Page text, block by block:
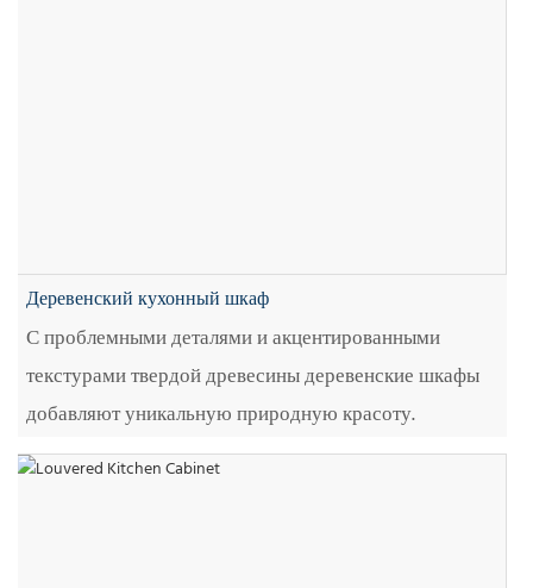
Деревенский кухонный шкаф
С проблемными деталями и акцентированными
текстурами твердой древесины деревенские шкафы
добавляют уникальную природную красоту.